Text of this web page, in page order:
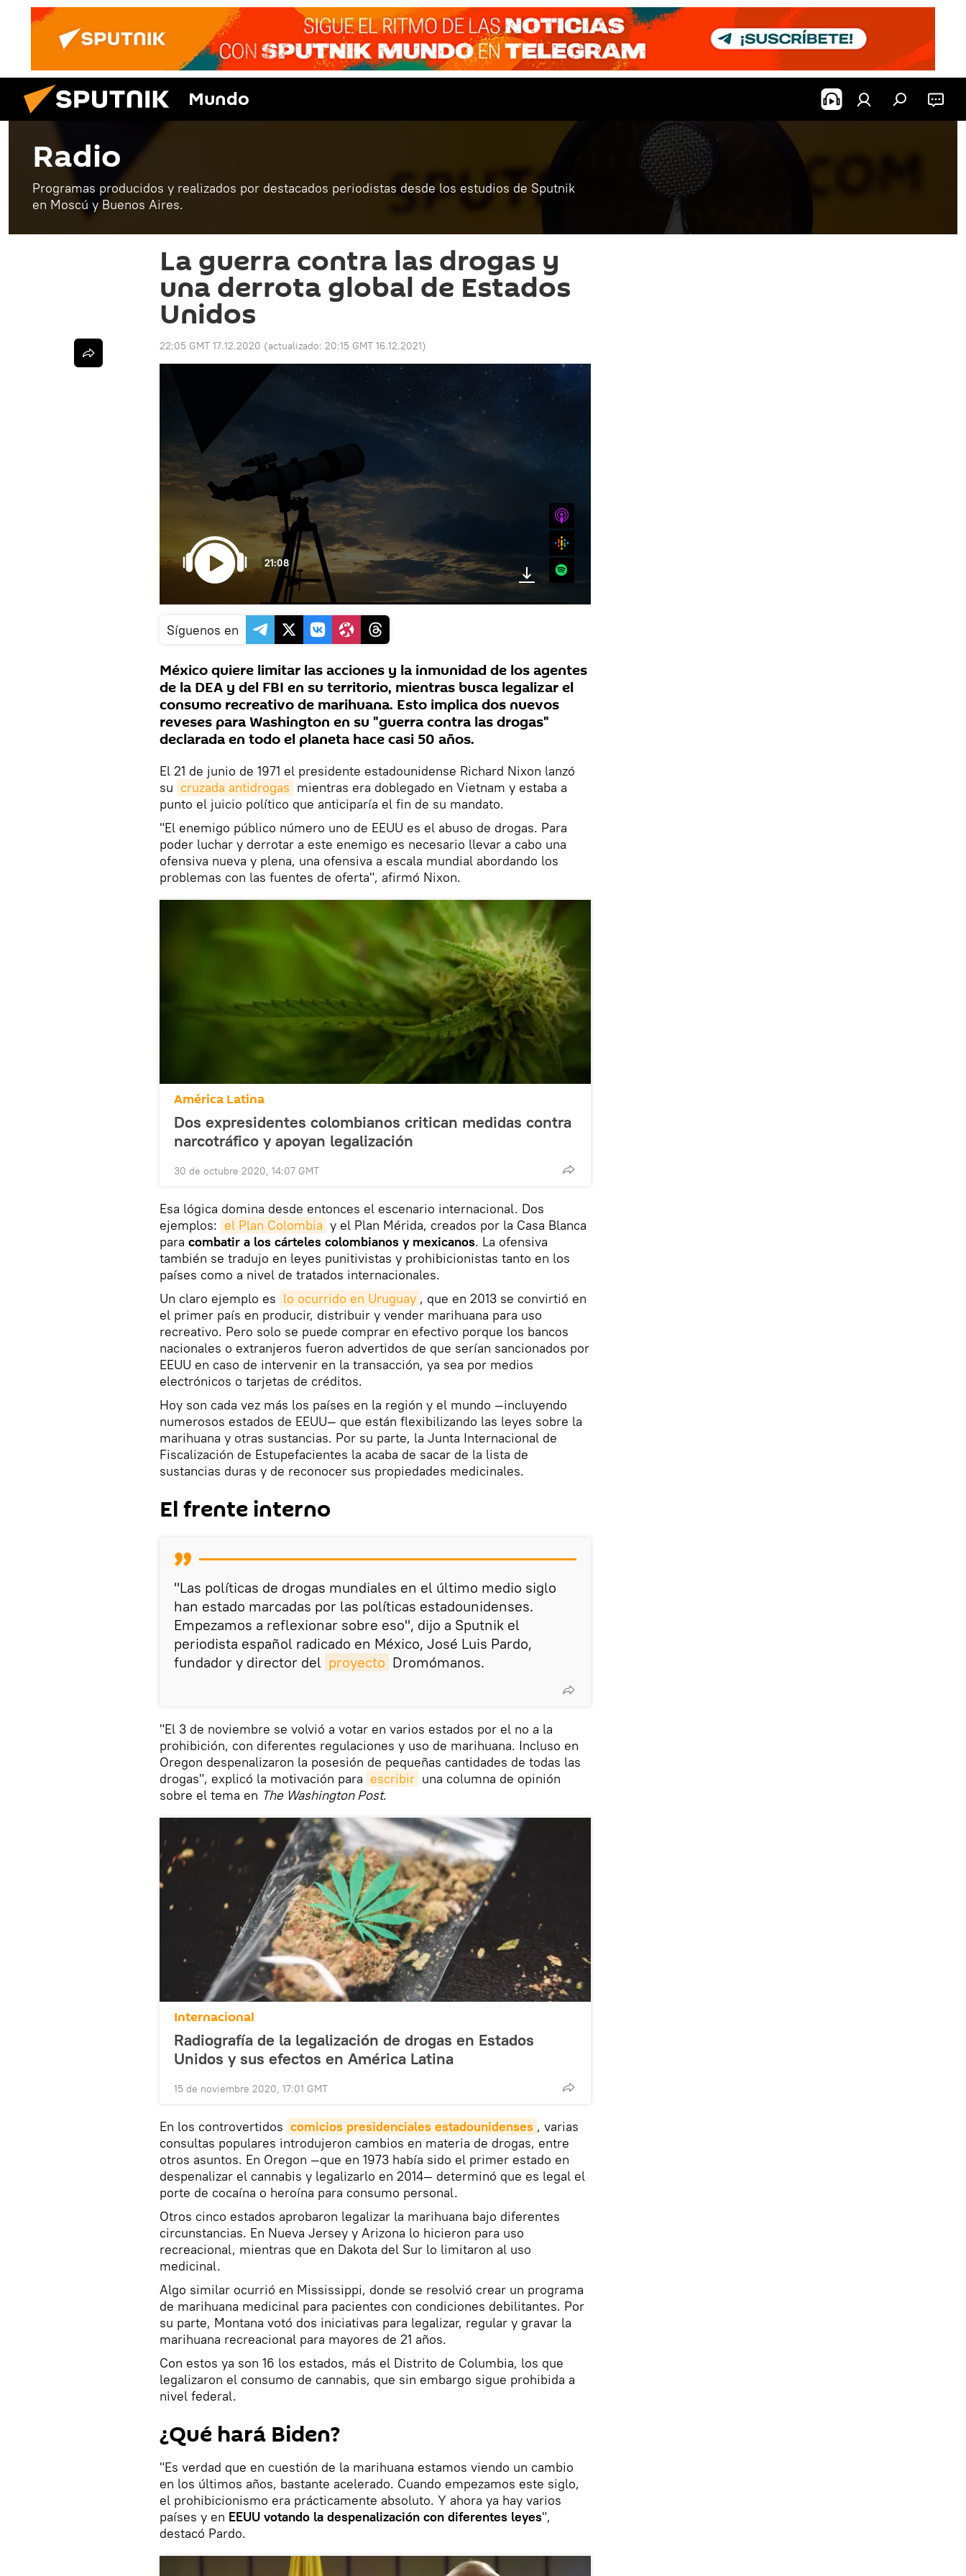
Mundo
Radio
Programas producidos y realizados por destacados periodistas desde los estudios de Sputnik
en Moscú y Buenos Aires.
La guerra contra las drogas y
una derrota global de Estados
Unidos
22:05 GMT 17.12.2020 (actualizado: 20:15 GMT 16.12.2021)
21:08 Spotify
Síguenos en
México quiere limitar las acciones y la inmunidad de los agentes
de la DEA y del FBI en su territorio, mientras busca legalizar el
consumo recreativo de marihuana. Esto implica dos nuevos
reveses para Washington en su "guerra contra las drogas"
declarada en todo el planeta hace casi 50 años.
El 21 de junio de 1971 el presidente estadounidense Richard Nixon lanzó
su cruzada antidrogas mientras era doblegado en Vietnam y estaba a
punto el juicio político que anticiparía el fin de su mandato.
"El enemigo público número uno de EEUU es el abuso de drogas. Para
poder luchar y derrotar a este enemigo es necesario llevar a cabo una
ofensiva nueva y plena, una ofensiva a escala mundial abordando los
problemas con las fuentes de oferta", afirmó Nixon.
América Latina
Dos expresidentes colombianos critican medidas contra
narcotráfico y apoyan legalización
30 de octubre 2020, 14:07 GMT
Esa lógica domina desde entonces el escenario internacional. Dos
ejemplos: el Plan Colombia y el Plan Mérida, creados por la Casa Blanca
para combatir a los cárteles colombianos y mexicanos. La ofensiva
también se tradujo en leyes punitivistas y prohibicionistas tanto en los
países como a nivel de tratados internacionales.
Un claro ejemplo es lo ocurrido en Uruguay , que en 2013 se convirtió en
el primer país en producir, distribuir y vender marihuana para uso
recreativo. Pero solo se puede comprar en efectivo porque los bancos
nacionales o extranjeros fueron advertidos de que serían sancionados por
EEUU en caso de intervenir en la transacción, ya sea por medios
electrónicos o tarjetas de créditos.
Hoy son cada vez más los países en la región y el mundo —incluyendo
numerosos estados de EEUU— que están flexibilizando las leyes sobre la
marihuana y otras sustancias. Por su parte, la Junta Internacional de
Fiscalización de Estupefacientes la acaba de sacar de la lista de
sustancias duras y de reconocer sus propiedades medicinales.
El frente interno
"Las políticas de drogas mundiales en el último medio siglo
han estado marcadas por las políticas estadounidenses.
Empezamos a reflexionar sobre eso", dijo a Sputnik el
periodista español radicado en México, José Luis Pardo,
fundador y director del proyecto Dromómanos.
"El 3 de noviembre se volvió a votar en varios estados por el no a la
prohibición, con diferentes regulaciones y uso de marihuana. Incluso en
Oregon despenalizaron la posesión de pequeñas cantidades de todas las
drogas", explicó la motivación para escribir una columna de opinión
sobre el tema en The Washington Post.
Internacional
Radiografía de la legalización de drogas en Estados
Unidos y sus efectos en América Latina
15 de noviembre 2020, 17:01 GMT
En los controvertidos comicios presidenciales estadounidenses , varias
consultas populares introdujeron cambios en materia de drogas, entre
otros asuntos. En Oregon —que en 1973 había sido el primer estado en
despenalizar el cannabis y legalizarlo en 2014— determinó que es legal el
porte de cocaína o heroína para consumo personal.
Otros cinco estados aprobaron legalizar la marihuana bajo diferentes
circunstancias. En Nueva Jersey y Arizona lo hicieron para uso
recreacional, mientras que en Dakota del Sur lo limitaron al uso
medicinal.
Algo similar ocurrió en Mississippi, donde se resolvió crear un programa
de marihuana medicinal para pacientes con condiciones debilitantes. Por
su parte, Montana votó dos iniciativas para legalizar, regular y gravar la
marihuana recreacional para mayores de 21 años.
Con estos ya son 16 los estados, más el Distrito de Columbia, los que
legalizaron el consumo de cannabis, que sin embargo sigue prohibida a
nivel federal.
¿Qué hará Biden?
"Es verdad que en cuestión de la marihuana estamos viendo un cambio
en los últimos años, bastante acelerado. Cuando empezamos este siglo,
el prohibicionismo era prácticamente absoluto. Y ahora ya hay varios
países y en EEUU votando la despenalización con diferentes leyes",
destacó Pardo.